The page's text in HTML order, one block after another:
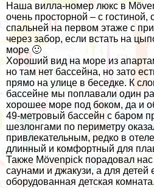
Наша вилла-номер люкс в
очень просторной – с гостиной,
спальней на первом этаже с
через забор, если встать на
море 🙂
Хороший вид на море из
но там нет бассейна, но зато
прямо на улице в беседке. К
бассейне мы поплавали один
хорошее море под боком, да и
49-метровый бассейн с баром
шезлонгами по периметру
привлекательным, редко в
длинный и комфортный для
Также Mövenpick порадовал
саунами и джакузи, а для детей
оборудованная детская комната.